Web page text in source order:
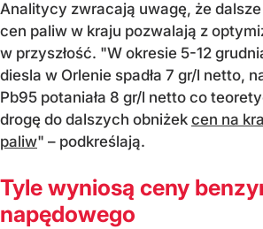
Analitycy zwracają uwagę, że
cen paliw w kraju pozwalają z
w przyszłość. "W okresie 5-12
diesla w Orlenie spadła 7 gr/l netto,
Pb95 potaniała 8 gr/l netto co
drogę do dalszych obniżek cen na
paliw" – podkreślają.
Tyle wyniosą ceny
napędowego